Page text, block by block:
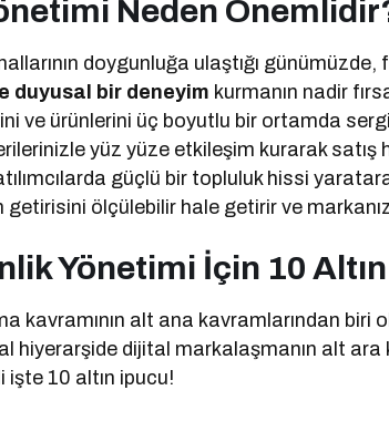
Neden
doygunluğa ulaştığı
duyusal bir deneyim kurmanın nadir
ve ürünlerini üç boyutlu bir ortamda
yüz yüze etkileşim kurarak satış
güçlü bir topluluk hissi
getirisini ölçülebilir hale getirir ve
Yönetimi İçin 10
kavramının alt ana kavramlarından biri
hiyerarşide dijital markalaşmanın alt ara
işte 10 altın ipucu!